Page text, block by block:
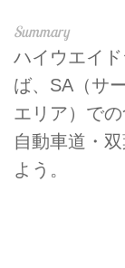
ハイウエイ
ば、SA（サ
エリア）で
自動車道・
よう。